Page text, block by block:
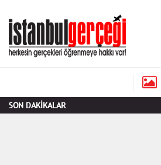
SON DAKİKALAR